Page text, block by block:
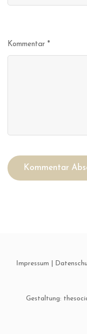
Kommentar *
Impressum
Gestaltung: